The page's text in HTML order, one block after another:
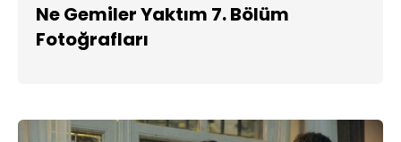
Ne Gemiler Yaktım 7. Bölüm
Fotoğrafları